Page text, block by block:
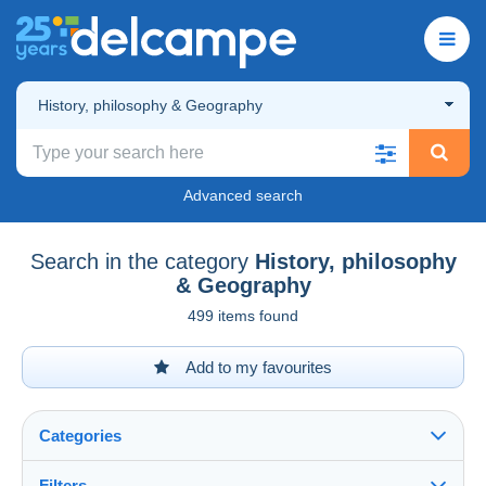
History, philosophy & Geography
Advanced search
Search in the category History, philosophy
& Geography
499 items found
Add to my favourites
Categories